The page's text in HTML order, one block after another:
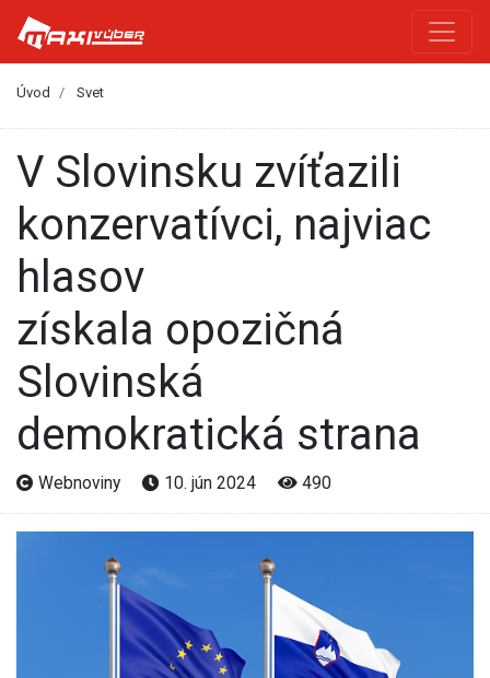
Úvod Svet
V Slovinsku zvíťazili
konzervatívci, najviac
hlasov
získala opozičná
Slovinská
demokratická strana
Webnoviny 10. jún 2024 490